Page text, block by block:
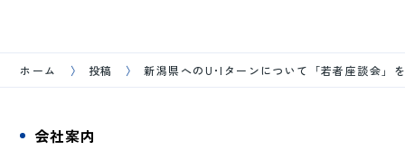
ホーム 投稿 新潟県へのU･Iターンについて「若者座談会」
会社案内